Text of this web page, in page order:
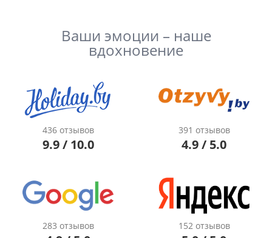
Ваши эмоции – наше
вдохновение
436 отзывов
9.9 / 10.0
391 отзывов
4.9 / 5.0
283 отзывов 152 отзывов